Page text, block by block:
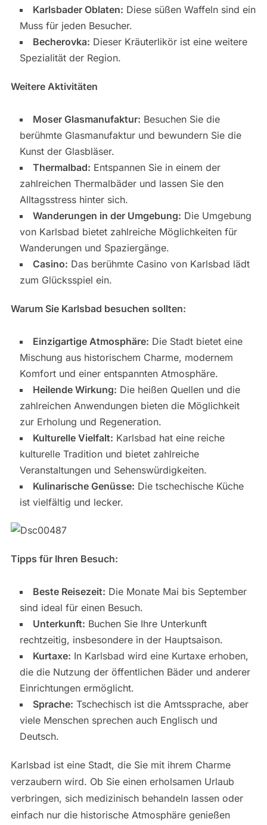
Karlsbader Oblaten: Diese süßen Waffeln sind ein
Muss für jeden Besucher.
Becherovka: Dieser Kräuterlikör ist eine weitere
Spezialität der Region.
Weitere Aktivitäten
Moser Glasmanufaktur: Besuchen Sie die
berühmte Glasmanufaktur und bewundern Sie die
Kunst der Glasbläser.
Thermalbad: Entspannen Sie in einem der
zahlreichen Thermalbäder und lassen Sie den
Alltagsstress hinter sich.
Wanderungen in der Umgebung: Die Umgebung
von Karlsbad bietet zahlreiche Möglichkeiten für
Wanderungen und Spaziergänge.
Casino: Das berühmte Casino von Karlsbad lädt
zum Glücksspiel ein.
Warum Sie Karlsbad besuchen sollten:
Einzigartige Atmosphäre: Die Stadt bietet eine
Mischung aus historischem Charme, modernem
Komfort und einer entspannten Atmosphäre.
Heilende Wirkung: Die heißen Quellen und die
zahlreichen Anwendungen bieten die Möglichkeit
zur Erholung und Regeneration.
Kulturelle Vielfalt: Karlsbad hat eine reiche
kulturelle Tradition und bietet zahlreiche
Veranstaltungen und Sehenswürdigkeiten.
Kulinarische Genüsse: Die tschechische Küche
ist vielfältig und lecker.
Tipps für Ihren Besuch:
Beste Reisezeit: Die Monate Mai bis September
sind ideal für einen Besuch.
Unterkunft: Buchen Sie Ihre Unterkunft
rechtzeitig, insbesondere in der Hauptsaison.
Kurtaxe: In Karlsbad wird eine Kurtaxe erhoben,
die die Nutzung der öffentlichen Bäder und anderer
Einrichtungen ermöglicht.
Sprache: Tschechisch ist die Amtssprache, aber
viele Menschen sprechen auch Englisch und
Deutsch.
Karlsbad ist eine Stadt, die Sie mit ihrem Charme
verzaubern wird. Ob Sie einen erholsamen Urlaub
verbringen, sich medizinisch behandeln lassen oder
einfach nur die historische Atmosphäre genießen